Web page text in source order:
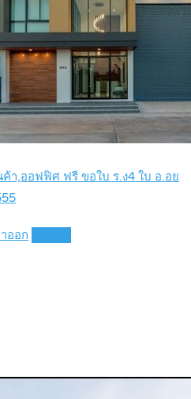
า,ออฟฟิศ ฟรี ขอใบ ร.ง4 ใบ อ.อย
ออก